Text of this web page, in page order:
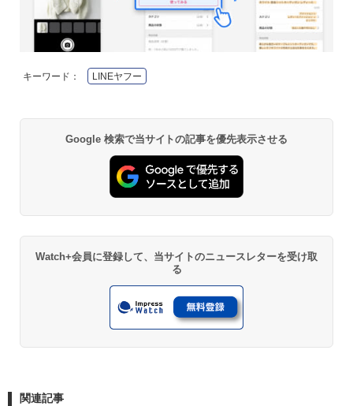
キーワード： LINEヤフー
Google 検索で当サイトの記事を優先表示させる
Watch+会員に登録して、当サイトのニュースレターを受け取
る
関連記事